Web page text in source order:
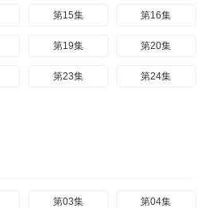
第15集 第16集
第19集 第20集
第23集 第24集
第03集 第04集